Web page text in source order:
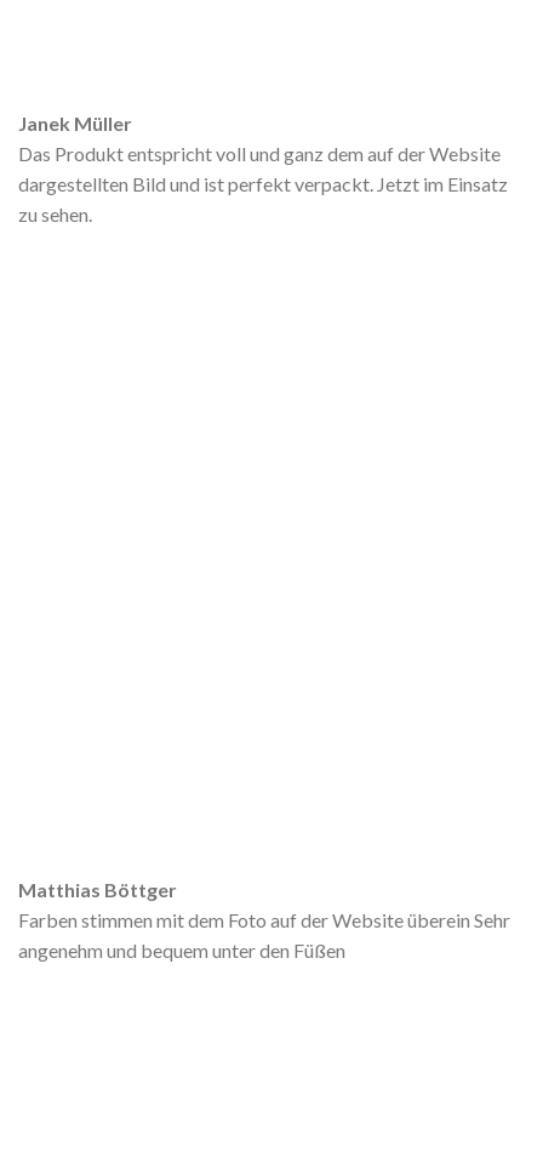
Janek Müller
Das Produkt entspricht voll und ganz dem auf der Website
dargestellten Bild und ist perfekt verpackt. Jetzt im Einsatz
zu sehen.
Matthias Böttger
Farben stimmen mit dem Foto auf der Website überein Sehr
angenehm und bequem unter den Füßen